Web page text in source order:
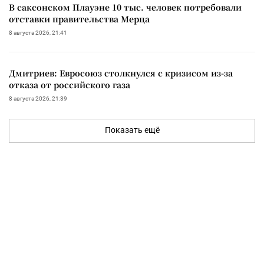
В саксонском Плауэне 10 тыс. человек потребовали
отставки правительства Мерца
8 августа 2026, 21:41
Дмитриев: Евросоюз столкнулся с кризисом из-за
отказа от российского газа
8 августа 2026, 21:39
Показать ещё